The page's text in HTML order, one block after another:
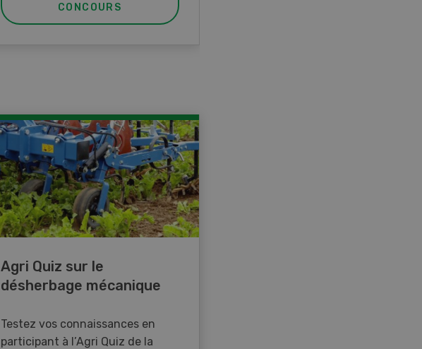
CONCOURS
Agri Quiz sur le
désherbage mécanique
Testez vos connaissances en
participant à l’Agri Quiz de la